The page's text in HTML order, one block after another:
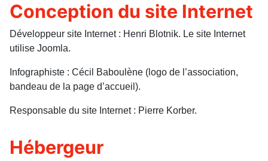
Conception du site Internet
Développeur site Internet : Henri Blotnik. Le site Internet
utilise Joomla.
Infographiste : Cécil Baboulène (logo de l’association,
bandeau de la page d’accueil).
Responsable du site Internet : Pierre Korber.
Hébergeur